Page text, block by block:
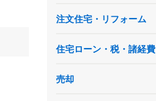
注文住宅・リフォーム
住宅ローン・税・諸経費
売却